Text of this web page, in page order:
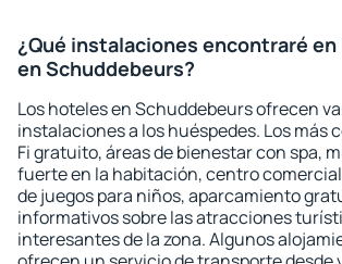
¿Qué instalaciones encontraré
en Schuddebeurs?
Los hoteles en Schuddebeurs ofrecen
instalaciones a los huéspedes. Los más
Fi gratuito, áreas de bienestar con spa,
fuerte en la habitación, centro
de juegos para niños, aparcamiento
informativos sobre las atracciones
interesantes de la zona. Algunos